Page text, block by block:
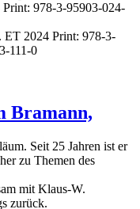
978-3-95903-024-
. ET 2024 Print: 978-3-
111-0
Bramann,
Seit 25 Jahren ist er
zu Themen des
mit Klaus-W.
zurück.